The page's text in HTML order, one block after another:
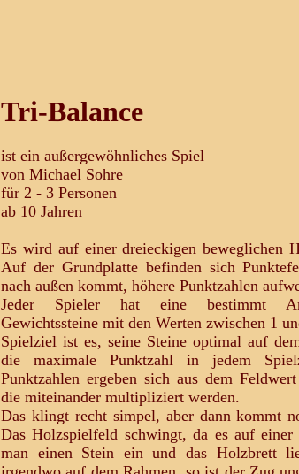
Tri-Balance
ist ein außergewöhnliches Spiel
von Michael Sohre
für 2 - 3 Personen
ab 10 Jahren
Es wird auf einer dreieckigen beweglichen
Auf der Grundplatte befinden sich
nach außen kommt, höhere Punktzahlen
Jeder Spieler hat eine bestimmt
Gewichtssteine mit den Werten zwischen 1
Spielziel ist es, seine Steine optimal auf
die maximale Punktzahl in jedem
Punktzahlen ergeben sich aus dem
die miteinander multipliziert werden.
Das klingt recht simpel, aber dann kommt
Das Holzspielfeld schwingt, da es auf
man einen Stein ein und das Holzbrett